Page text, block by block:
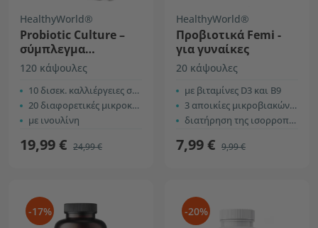
HealthyWorld®
Probiotic Culture –
σύμπλεγμα
προβιοτικών
καλλιεργειών
120 κάψουλες
10 δισεκ. καλλιέργειες σε κάθε κάψουλα
20 διαφορετικές μικροκαλλιέργειες
με ινουλίνη
19,99 € 24,99 €
HealthyWorld®
Προβιοτικά Femi -
για γυναίκες
20 κάψουλες
με βιταμίνες D3 και B9
3 αποικίες μικροβιακών καλλιεργειών
διατήρηση της ισορροπίας της χλωρίδας
7,99 € 9,99 €
-17% -20%